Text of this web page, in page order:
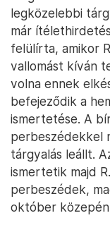
legközelebbi
már
felülírta, amikor
vallomást kíván
volna ennek
befejeződik a
ismertetése. A
perbeszédekkel
tárgyalás leállt.
ismertetik majd
perbeszédek,
október